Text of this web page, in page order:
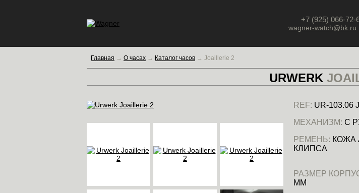
+7 (925) 066-72-
wagner-watch@bk.ru
Главная → О часах → Каталог часов → Joaillerie 2
URWERK
REF: UR-103.06
МЕХАНИЗМ: С
РЕМЕНЬ: КОЖА
КЛИПСА
РАЗМЕР
ММ